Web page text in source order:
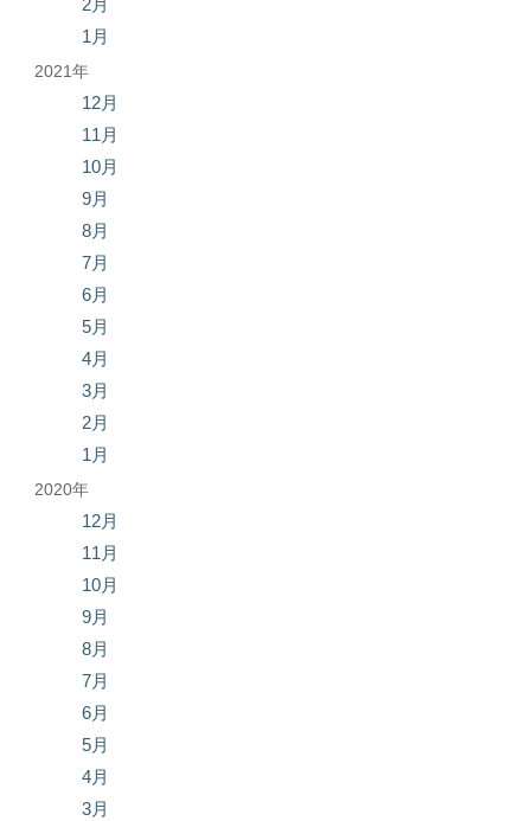
2月
1月
2021年
12月
11月
10月
9月
8月
7月
6月
5月
4月
3月
2月
1月
2020年
12月
11月
10月
9月
8月
7月
6月
5月
4月
3月